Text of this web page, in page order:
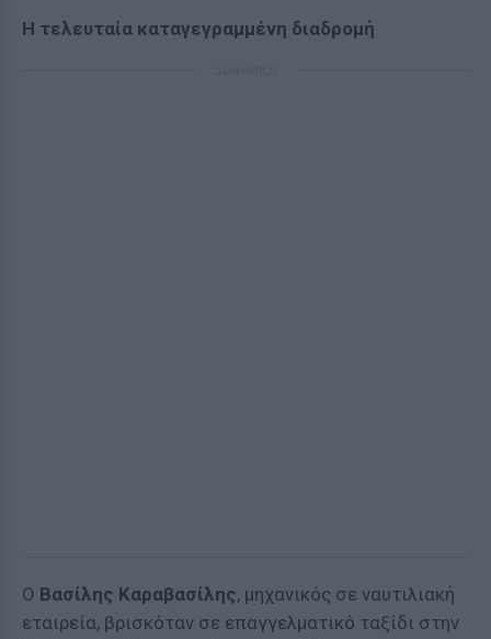
Η τελευταία καταγεγραμμένη διαδρομή
Ο Βασίλης Καραβασίλης, μηχανικός σε ναυτιλιακή
εταιρεία, βρισκόταν σε επαγγελματικό ταξίδι στην